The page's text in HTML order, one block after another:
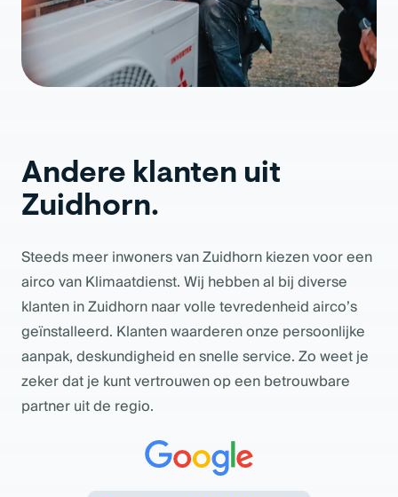
Andere klanten uit
Zuidhorn.
Steeds meer inwoners van Zuidhorn kiezen voor een
airco van Klimaatdienst. Wij hebben al bij diverse
klanten in Zuidhorn naar volle tevredenheid airco’s
geïnstalleerd. Klanten waarderen onze persoonlijke
aanpak, deskundigheid en snelle service. Zo weet je
zeker dat je kunt vertrouwen op een betrouwbare
partner uit de regio.